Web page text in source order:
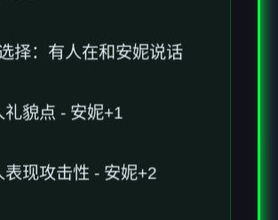
择：有人在和安妮说话
礼貌点 - 安妮+1
表现攻击性 - 安妮+2